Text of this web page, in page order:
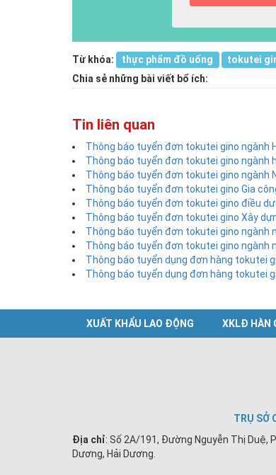
Từ khóa: thực phẩm đồ uống tokutei
Chia sẻ những bài viết bổ ích:
Tin liên quan
Thông báo tuyển đơn tokutei gino ngành
Thông báo tuyển đơn tokutei gino ngành
Thông báo tuyển đơn tokutei gino ngành
Thông báo tuyển đơn tokutei gino Gia
Thông báo tuyển đơn tokutei gino điều
Thông báo tuyển đơn tokutei gino Xây
Thông báo tuyển đơn tokutei gino ngành
Thông báo tuyển đơn tokutei gino ngành
Thông báo tuyển dụng đơn hàng tokutei
Thông báo tuyển dụng đơn hàng tokutei
XUẤT KHẨU LAO ĐỘNG XKLĐ HÀN
TRỤ SỞ
Địa chỉ: Số 2A/191, Đường Nguyễn Thị Duệ,
Dương, Hải Dương.